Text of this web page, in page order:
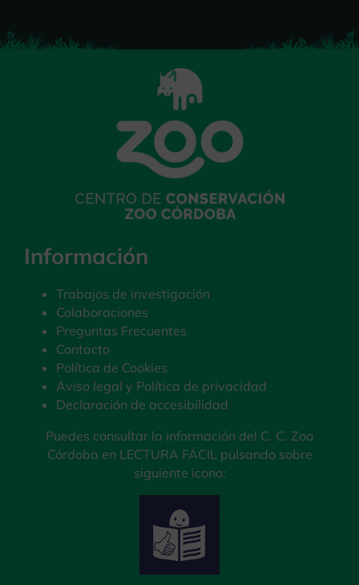
Información
Trabajos de investigación
Colaboraciones
Preguntas Frecuentes
Contacto
Política de Cookies
Aviso legal y Política de privacidad
Declaración de accesibilidad
Puedes consultar la información del C. C. Zoo
Córdoba en LECTURA FÁCIL pulsando sobre
siguiente icono: